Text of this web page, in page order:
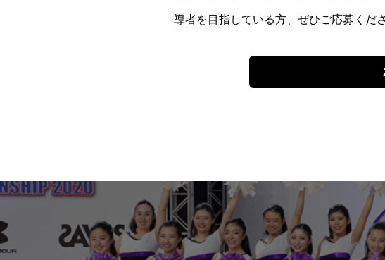
導者を目指している方、ぜひご応募くだ